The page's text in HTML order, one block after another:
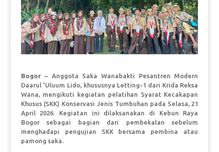
Bogor– Anggota Saka Wanabakti Pesantren Modern
Daarul ‘Uluum Lido, khususnya Letting-1 dari Krida Reksa
Wana, mengikuti kegiatan pelatihan Syarat Kecakapan
Khusus (SKK) Konservasi Jenis Tumbuhan pada Selasa, 21
April 2026. Kegiatan ini dilaksanakan di Kebun Raya
Bogor sebagai bagian dari pembekalan sebelum
menghadapi pengujian SKK bersama pembina atau
pamong saka.